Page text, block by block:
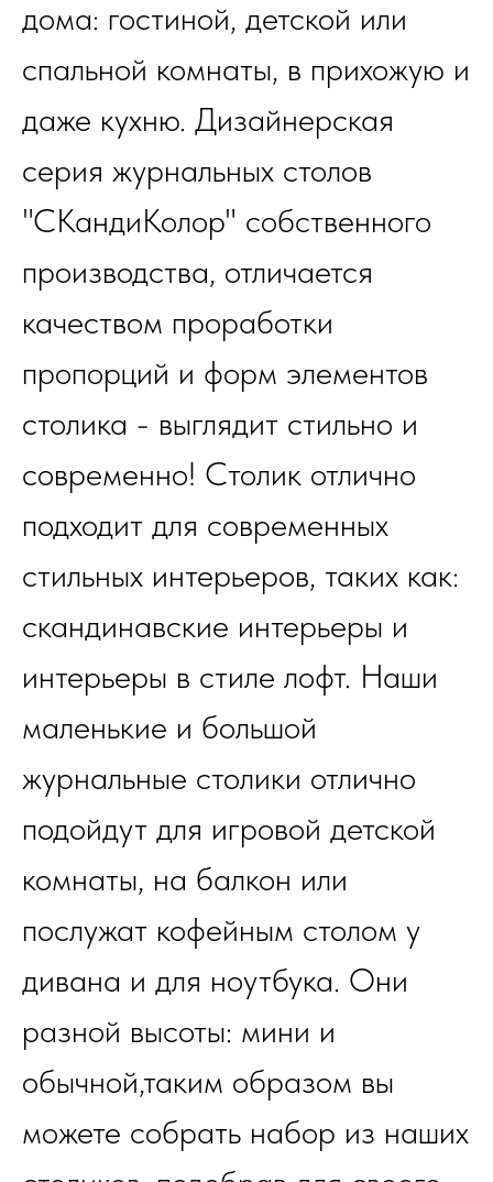
дома: гостиной, детской или
спальной комнаты, в прихожую и
даже кухню. Дизайнерская
серия журнальных столов
"СКандиКолор" собственного
производства, отличается
качеством проработки
пропорций и форм элементов
столика - выглядит стильно и
современно! Столик отлично
подходит для современных
стильных интерьеров, таких как:
скандинавские интерьеры и
интерьеры в стиле лофт. Наши
маленькие и большой
журнальные столики отлично
подойдут для игровой детской
комнаты, на балкон или
послужат кофейным столом у
дивана и для ноутбука. Они
разной высоты: мини и
обычной,таким образом вы
можете собрать набор из наших